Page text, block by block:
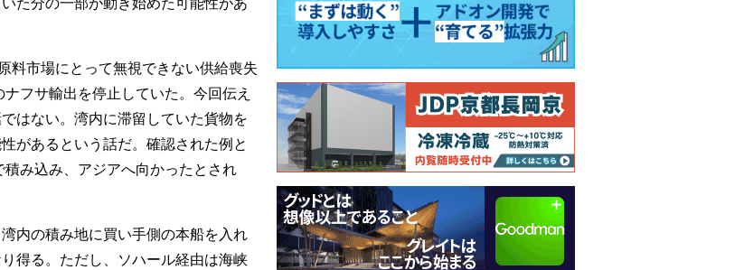
料市場にとって無視できない供給喪失
フサ輸出を停止していた。今回伝え
はない。湾内に滞留していた貨物を
があるという話だ。確認された例と
み込み、アジアへ向かったとされ
内の積み地に買い手側の本船を入れ
得る。ただし、ソハール経由は海峡